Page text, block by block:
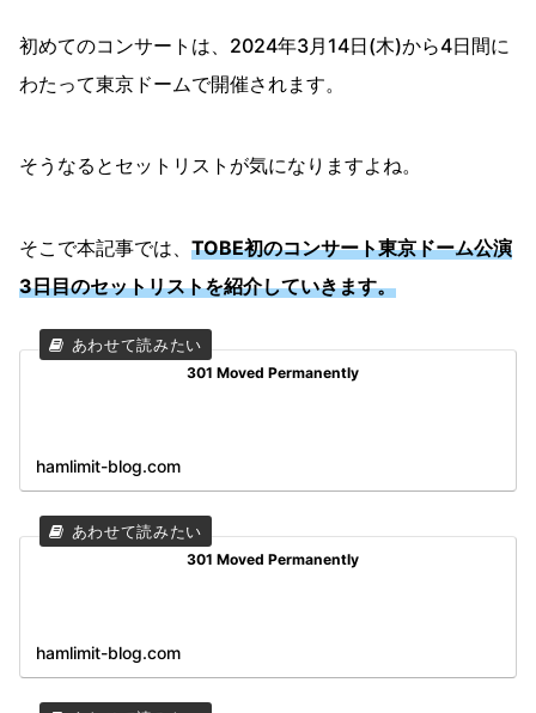
初めてのコンサートは、2024年3月14日(木)から4日間に
わたって東京ドームで開催されます。
そうなるとセットリストが気になりますよね。
そこで本記事では、 TOBE初のコンサート東京ドーム公演
3日目のセットリストを紹介していきます。
301 Moved Permanently
hamlimit-blog.com
301 Moved Permanently
hamlimit-blog.com